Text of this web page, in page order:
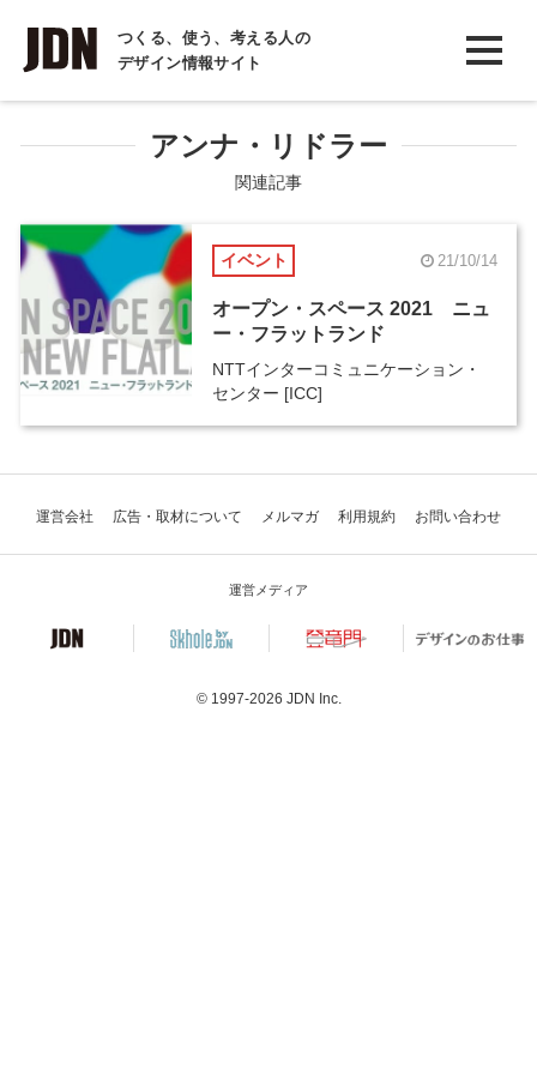
つくる、使う、考える人の
デザイン情報サイト
INTERVIEW
インタビュー
REPORT
COLUMN
コラム
アンナ・リドラー
関連記事
イベント 21/10/14
オープン・スペース 2021 ニュ
ー・フラットランド
NTTインターコミュニケーション・
センター [ICC]
運営会社 広告・取材について メルマガ 利用規約 お問い合わせ
運営メディア
© 1997-2026 JDN Inc.